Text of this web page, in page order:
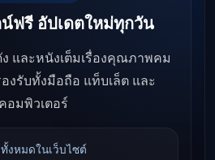
ฟรี อัปเดตใหม่ทุกวัน
และหนังเต็มเรื่องคุณภาพคม
งรับทั้งมือถือ แท็บเล็ต และ
คอมพิวเตอร์
งหมดในเว็บไซต์